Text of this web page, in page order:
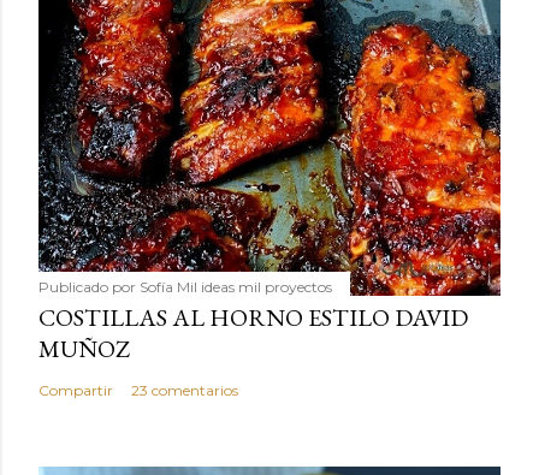
Publicado por Sofía Mil ideas mil proyectos
COSTILLAS AL HORNO ESTILO DAVID
MUÑOZ
Compartir 23 comentarios